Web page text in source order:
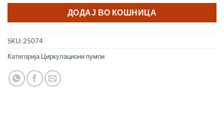
ДОДАЈ ВО КОШНИЦА
SKU: 25074
Категорија Циркулациони пумпи